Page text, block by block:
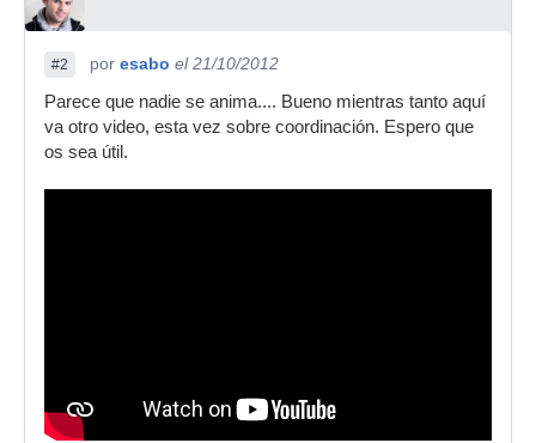
#2 por esabo el 21/10/2012
Parece que nadie se anima.... Bueno mientras tanto aquí
va otro video, esta vez sobre coordinación. Espero que
os sea útil.